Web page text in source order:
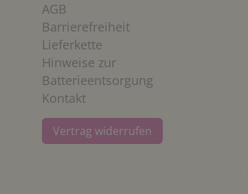
AGB
Barrierefreiheit
Lieferkette
Hinweise zur
Batterieentsorgung
Kontakt
Vertrag widerrufen